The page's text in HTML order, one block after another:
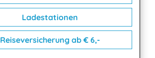
Ladestationen
Reiseversicherung ab € 6,-